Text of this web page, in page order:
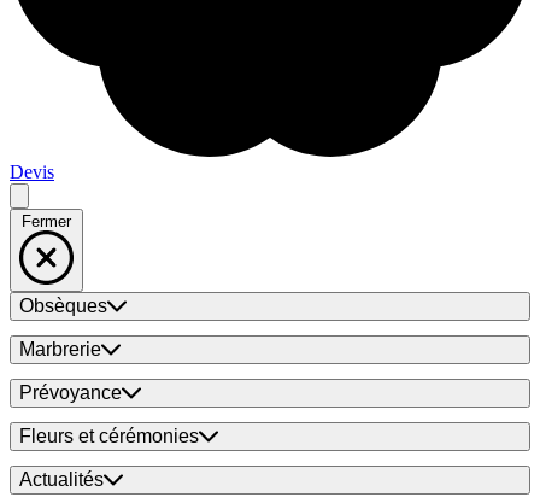
Devis
Fermer
Obsèques
Marbrerie
Prévoyance
Fleurs et cérémonies
Actualités